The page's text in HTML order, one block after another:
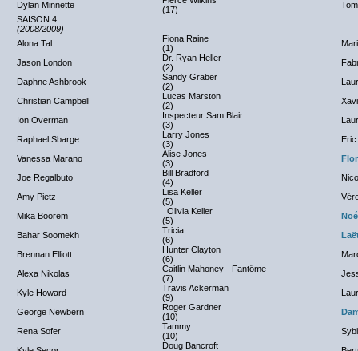
Dylan Minnette
(17)
SAISON 4
(2008/2009)
Alona Tal
Fiona Raine
(1)
Jason London
Dr. Ryan Heller
(2)
Daphne Ashbrook
Sandy Graber
(2)
Christian Campbell
Lucas Marston
(2)
Ion Overman
Inspecteur Sam Blair
(3)
Raphael Sbarge
Larry Jones
(3)
Vanessa Marano
Alise Jones
(3)
Joe Regalbuto
Bill Bradford
(4)
Amy Pietz
Lisa Keller
(5)
Mika Boorem
Olivia Keller
(5)
Bahar Soomekh
Tricia
(6)
Brennan Elliott
Hunter Clayton
(6)
Alexa Nikolas
Caitlin Mahoney - Fantôme
(7)
Kyle Howard
Travis Ackerman
(9)
George Newbern
Roger Gardner
(10)
Rena Sofer
Tammy
(10)
Doug Bancroft